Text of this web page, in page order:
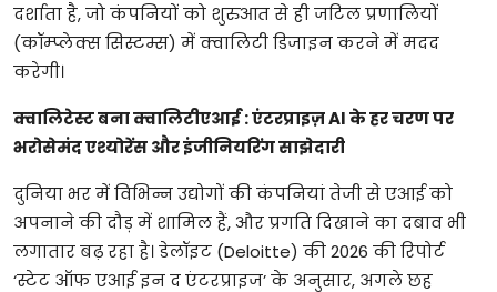
दर्शाता है, जो कंपनियों को शुरुआत से ही जटिल प्रणालियों
(कॉम्प्लेक्स सिस्टम्स) में क्वालिटी डिजाइन करने में मदद
करेगी।
क्वालिटेस्ट बना क्वालिटीएआई : एंटरप्राइज़ AI के हर चरण पर
भरोसेमंद एश्योरेंस और इंजीनियरिंग साझेदारी
दुनिया भर में विभिन्न उद्योगों की कंपनियां तेजी से एआई को
अपनाने की दौड़ में शामिल हैं, और प्रगति दिखाने का दबाव भी
लगातार बढ़ रहा है। डेलॉइट (Deloitte) की 2026 की रिपोर्ट
‘स्टेट ऑफ एआई इन द एंटरप्राइज’ के अनुसार, अगले छह